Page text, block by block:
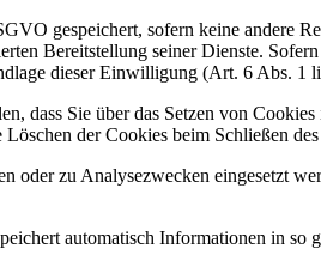
gespeichert, sofern keine andere
Bereitstellung seiner Dienste.
dieser Einwilligung (Art. 6 Abs.
dass Sie über das Setzen von
Löschen der Cookies beim Schließen
oder zu Analysezwecken eingesetzt
automatisch Informationen in